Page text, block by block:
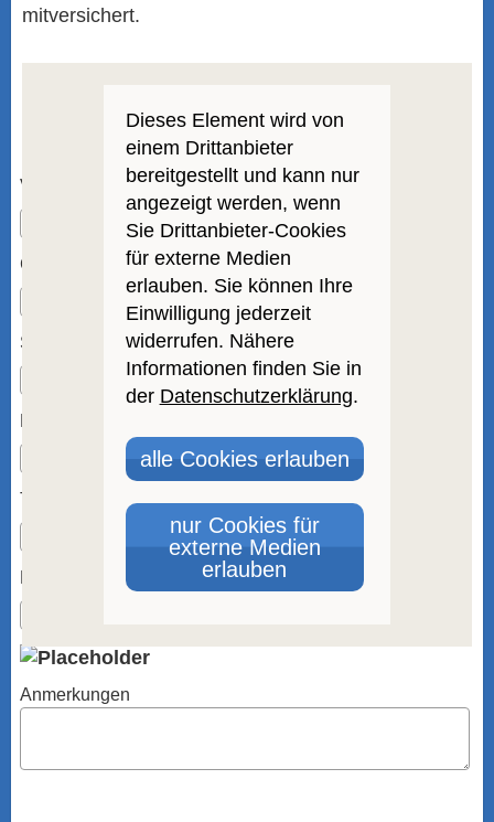
mitversichert.
Vergleich und Angebot Schwe­re Krank­hei­ten
Vorname, Name: *
Geburts­datum:
Straße, Hausnr.:
Telefon:
Anmerkungen
Dieses Element wird von
einem Drittanbieter
bereitgestellt und kann nur
angezeigt werden, wenn
Sie Drittanbieter-Cookies
für externe Medien
erlauben. Sie können Ihre
Einwilligung jederzeit
widerrufen. Nähere
Informationen finden Sie in
der Datenschutzerklärung.
alle Cookies erlauben
nur Cookies für
externe Medien
erlauben